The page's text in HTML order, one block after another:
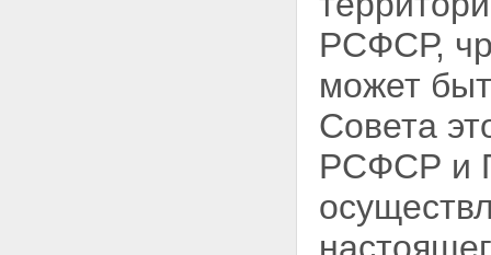
РСФСР,
может
Совета
РСФСР и